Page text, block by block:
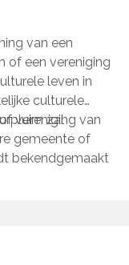
van een
of een vereniging
leven in
culturele
vereniging van
gemeente of
zal
bekendgemaakt